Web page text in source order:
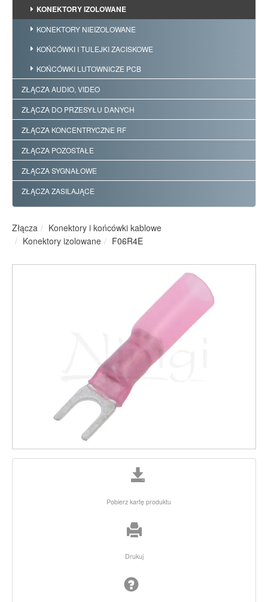
KONEKTORY IZOLOWANE
KONEKTORY NIEIZOLOWANE
KOŃCÓWKI I TULEJKI ZACISKOWE
KOŃCÓWKI LUTOWNICZE PCB
ZŁĄCZA AUDIO, VIDEO
ZŁĄCZA DO PRZESYŁU DANYCH
ZŁĄCZA KONCENTRYCZNE RF
ZŁĄCZA POZOSTAŁE
ZŁĄCZA SYGNAŁOWE
ZŁĄCZA ZASILAJĄCE
Złącza
Konektory i końcówki kablowe
Konektory izolowane
F06R4E
Pobierz kartę produktu
Drukuj